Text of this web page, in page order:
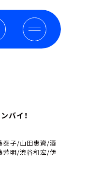
バイ！
泰子/山田惠資/酒
芳明/渋谷和宏/伊